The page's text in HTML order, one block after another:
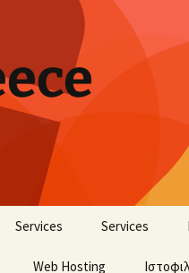
Services Services
Web Hosting